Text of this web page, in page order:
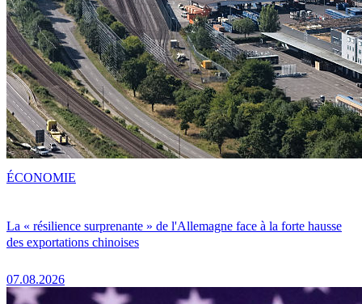
La « résilience surprenante » de l'Allemagne face à la forte hausse
des exportations chinoises
07.08.2026
ÉCONOMIE